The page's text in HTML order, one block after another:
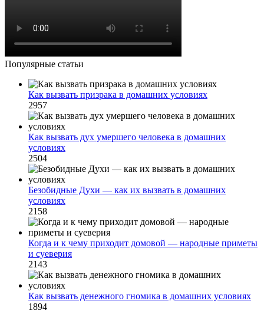
Популярные статьи
Как вызвать призрака в домашних условиях
2957
Как вызвать дух умершего человека в домашних
условиях
2504
Безобидные Духи — как их вызвать в домашних
условиях
2158
Когда и к чему приходит домовой — народные приметы
и суеверия
2143
Как вызвать денежного гномика в домашних условиях
1894